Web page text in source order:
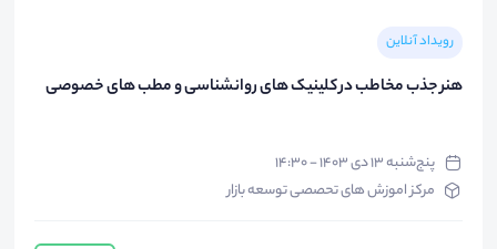
رویداد آنلاین
هنر جذب مخاطب در کلینیک های روانشناسی و مطب های خصوصی
پنج‌شنبه ۱۳ دی ۱۴۰۳ - ۱۴:۳۰
مرکز اموزش های تحصصی توسعه بازار